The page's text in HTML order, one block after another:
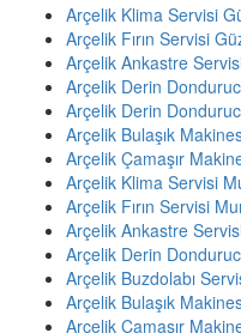
Arçelik Klima Servisi
Arçelik Fırın Servisi
Arçelik Ankastre
Arçelik Derin
Arçelik Derin
Arçelik Bulaşık
Arçelik Çamaşır
Arçelik Klima Servisi
Arçelik Fırın Servisi
Arçelik Ankastre
Arçelik Derin
Arçelik Buzdolabı
Arçelik Bulaşık
Arçelik Çamaşır